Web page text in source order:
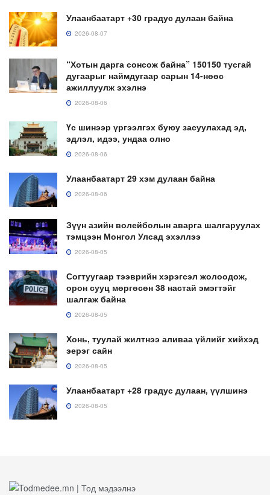
Улаанбаатарт +30 градус дулаан байна
2026-08-07
“Хотын дарга сонсож байна” 150150 тусгай
дугаарыг наймдугаар сарын 14-нөөс
ажиллуулж эхэлнэ
2026-08-06
Үс шинээр үргээлгэх буюу засуулахад эд,
эдлэл, идээ, ундаа олно
2026-08-06
Улаанбаатарт 29 хэм дулаан байна
2026-08-06
Зүүн азийн волейболын аварга шалгаруулах
тэмцээн Монгол Улсад эхэллээ
2026-08-05
Согтуугаар тээврийн хэрэгсэл жолоодож,
орон сууц мөргөсөн 38 настай эмэгтэйг
шалгаж байна
2026-08-05
Хонь, туулай жилтнээ аливаа үйлийг хийхэд
эерэг сайн
2026-08-05
Улаанбаатарт +28 градус дулаан, үүлшинэ
2026-08-05